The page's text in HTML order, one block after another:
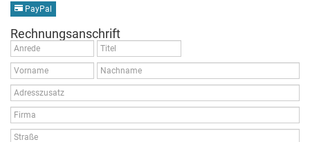
PayPal
Rechnungsanschrift